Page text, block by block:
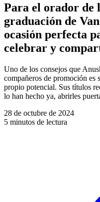
Para el orador de
graduación de
ocasión perfecta
celebrar y
Uno de los consejos que
compañeros de promoción es
propio potencial. Sus títulos
lo han hecho ya, abrirles
28 de octubre de 2024
5 minutos de lectura